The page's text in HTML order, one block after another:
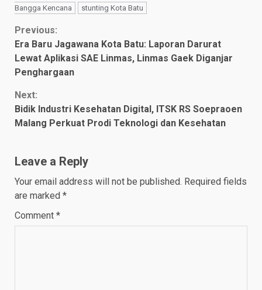
Bangga Kencana
stunting Kota Batu
Continue
Reading
Previous:
Era Baru Jagawana Kota Batu: Laporan Darurat
Lewat Aplikasi SAE Linmas, Linmas Gaek Diganjar
Penghargaan
Next:
Bidik Industri Kesehatan Digital, ITSK RS Soepraoen
Malang Perkuat Prodi Teknologi dan Kesehatan
Leave a Reply
Your email address will not be published. Required fields
are marked *
Comment *